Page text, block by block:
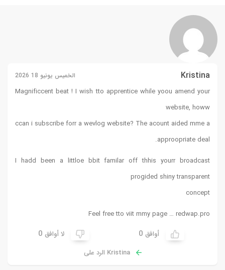
Kristina الخميس يونيو 18 2026
Magnificcent beat ! I wish tto apprentice while yoou amend your
website, howw
ccan i subscribe forr a wevlog website? The acount aided mme a
approopriate deal.
I hadd been a littloe bbit familar off thhis yourr broadcast
progided shiny transparent
concept
Feel free tto viit mmy page … redwap.pro
أوافق 0 لا أوافق 0
Kristina الرد على